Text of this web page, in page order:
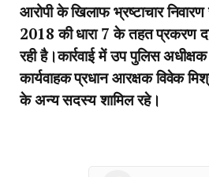
आरोपी के खिलाफ भ्रष्टाचार
2018 की धारा 7 के तहत प्रकरण
रही है।कार्रवाई में उप पुलिस
कार्यवाहक प्रधान आरक्षक विवेक
के अन्य सदस्य शामिल रहे।